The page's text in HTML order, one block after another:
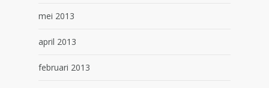
mei 2013
april 2013
februari 2013